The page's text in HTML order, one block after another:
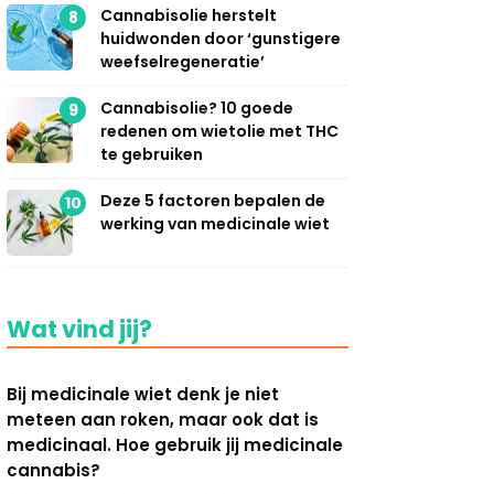
8
Cannabisolie herstelt
huidwonden door ‘gunstigere
weefselregeneratie’
9
Cannabisolie? 10 goede
redenen om wietolie met THC
te gebruiken
10
Deze 5 factoren bepalen de
werking van medicinale wiet
Wat vind jij?
Bij medicinale wiet denk je niet
meteen aan roken, maar ook dat is
medicinaal. Hoe gebruik jij medicinale
cannabis?